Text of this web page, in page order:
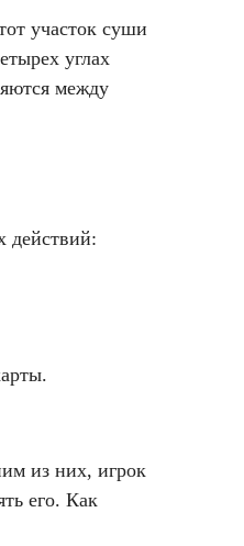
участок суши
углах
между
действий:
из них, игрок
его. Как